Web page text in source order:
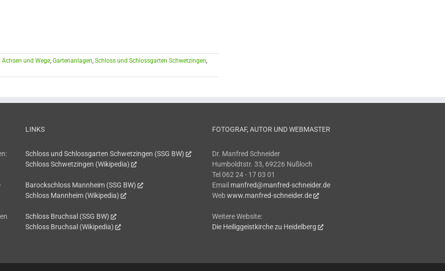
Achsen und Wege, Gartenanlagen, Schloss und Schlossgarten Schwetzingen,
LINKS
Schloss und Schlossgarten Schwetzingen (SSG BW)
Schloss Schwetzingen (Wikipedia)
Barockschloss Mannheim (SSG BW)
Schloss Mannheim (Wikipedia)
Schloss Bruchsal (SSG BW)
Schloss Bruchsal (Wikipedia)
FOTOGRAF, AUTOR UND WEBMASTER
Dr. Manfred Schneider
Humboldtstr. 33, 69226 Nußloch
Tel 062 24 - 17 03 01
Email manfred@manfred-schneider.de
Webwww.manfred-schneider.de
Weitere Website:
Die Heiliggeistkirche zu Heidelberg